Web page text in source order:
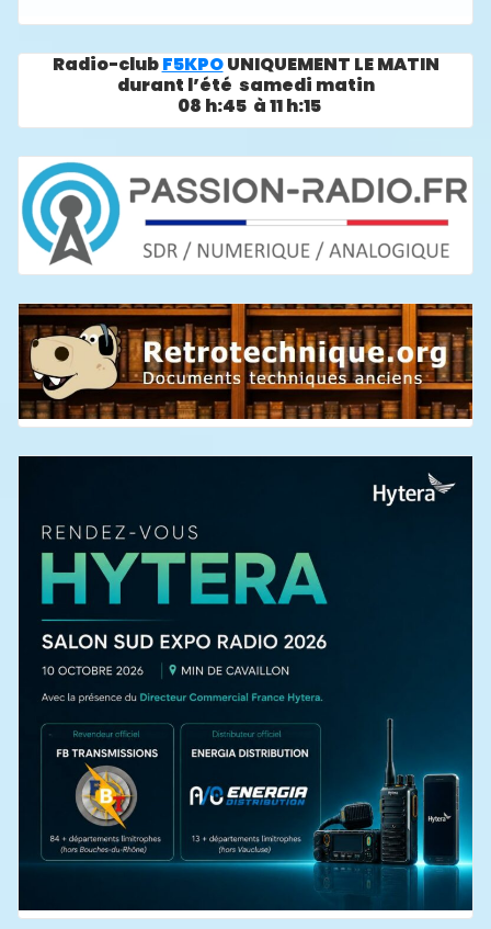
Radio-clubF5KPOUNIQUEMENT LE MATIN
durant l’été samedi matin
08 h:45 à 11 h:15